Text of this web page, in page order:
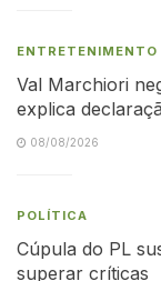
ENTRETENIMENTO
Val Marchiori
explica
08/08/2026
POLÍTICA
Cúpula do PL
superar críticas